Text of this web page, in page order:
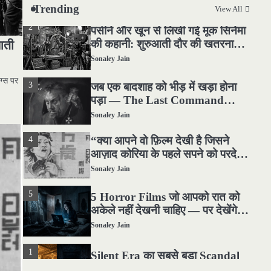
पर
Trending View All
की कहानी: शुरुआती दौर की खतरनाक
हकीकत
Sonaley Jain
3
जब एक बादशाह को भीड़ में खड़ा होना
पड़ा — The Last Command
(1928) Review
Sonaley Jain
4
“क्या आपने वो फ़िल्म देखी है जिसने
आज़ाद कोरिया के पहले सपने को परदे
पर उतारा? — Viva Freedom!
(1946) रिव्यू”
Sonaley Jain
5
5 Horror Films जो आपको रात को
अकेले नहीं देखनी चाहिए — पर देखेंगे
ज़रूर
Sonaley Jain
1
Silent Era का सबसे बड़ा Scandal
— वो घटना जिसने Hollywood को